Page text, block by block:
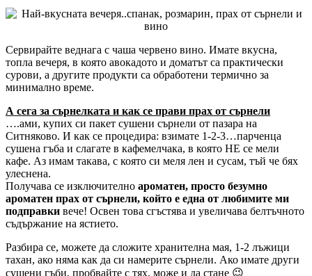
Сервирайте веднага с чаша червено вино. Имате вкусна,
топла вечеря, в която авокадото и доматът са практически
сурови, а другите продукти са обработени термично за
минимално време.
А сега за сърнелката и как се прави прах от сърнели
….ами, купих си пакет сушени сърнели от пазара на
Ситняково. И как се процедира: взимате 1-2-3…парченца
сушена гъба и слагате в кафемелчака, в която НЕ се мели
кафе. Аз имам такава, с която си меля лен и сусам, тъй че бях
улеснена.
Получава се изключително ароматен, просто безумно
ароматен прах от сърнели, който е една от любимите ми
подправки вече! Освен това сгъстява и увеличава белтъчното
съдържание на ястието.
Разбира се, можете да сложите хранителна мая, 1-2 лъжици
тахан, ако няма как да си намерите сърнели. Ако имате други
сушени гъби, пробвайте с тях, може и да стане 😉